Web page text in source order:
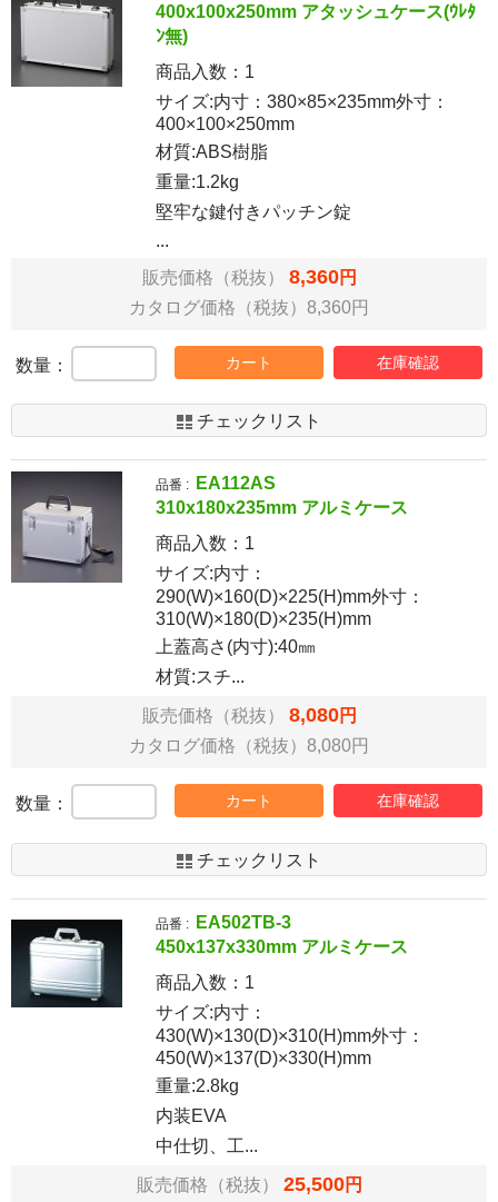
400x100x250mm アタッシュケース(ｳﾚﾀ
ﾝ無)
商品入数： 1
サイズ:内寸：380×85×235mm外寸：
400×100×250mm
材質:ABS樹脂
重量:1.2kg
堅牢な鍵付きパッチン錠
...
販売価格（税抜） 8,360円
カタログ価格（税抜）8,360円
数量： カート 在庫確認
チェックリスト
品番 :
EA112AS
310x180x235mm アルミケース
商品入数： 1
サイズ:内寸：
290(W)×160(D)×225(H)mm外寸：
310(W)×180(D)×235(H)mm
上蓋高さ(内寸):40㎜
材質:スチ...
販売価格（税抜） 8,080円
カタログ価格（税抜）8,080円
数量： カート 在庫確認
チェックリスト
品番 :
EA502TB-3
450x137x330mm アルミケース
商品入数： 1
サイズ:内寸：
430(W)×130(D)×310(H)mm外寸：
450(W)×137(D)×330(H)mm
重量:2.8kg
内装EVA
中仕切、工...
販売価格（税抜） 25,500円